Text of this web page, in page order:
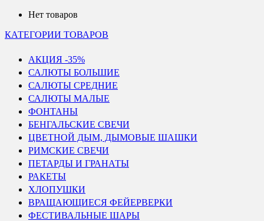
Нет товаров
КАТЕГОРИИ ТОВАРОВ
АКЦИЯ -35%
САЛЮТЫ БОЛЬШИЕ
САЛЮТЫ СРЕДНИЕ
САЛЮТЫ МАЛЫЕ
ФОНТАНЫ
БЕНГАЛЬСКИЕ СВЕЧИ
ЦВЕТНОЙ ДЫМ, ДЫМОВЫЕ ШАШКИ
РИМСКИЕ СВЕЧИ
ПЕТАРДЫ И ГРАНАТЫ
РАКЕТЫ
ХЛОПУШКИ
ВРАЩАЮЩИЕСЯ ФЕЙЕРВЕРКИ
ФЕСТИВАЛЬНЫЕ ШАРЫ